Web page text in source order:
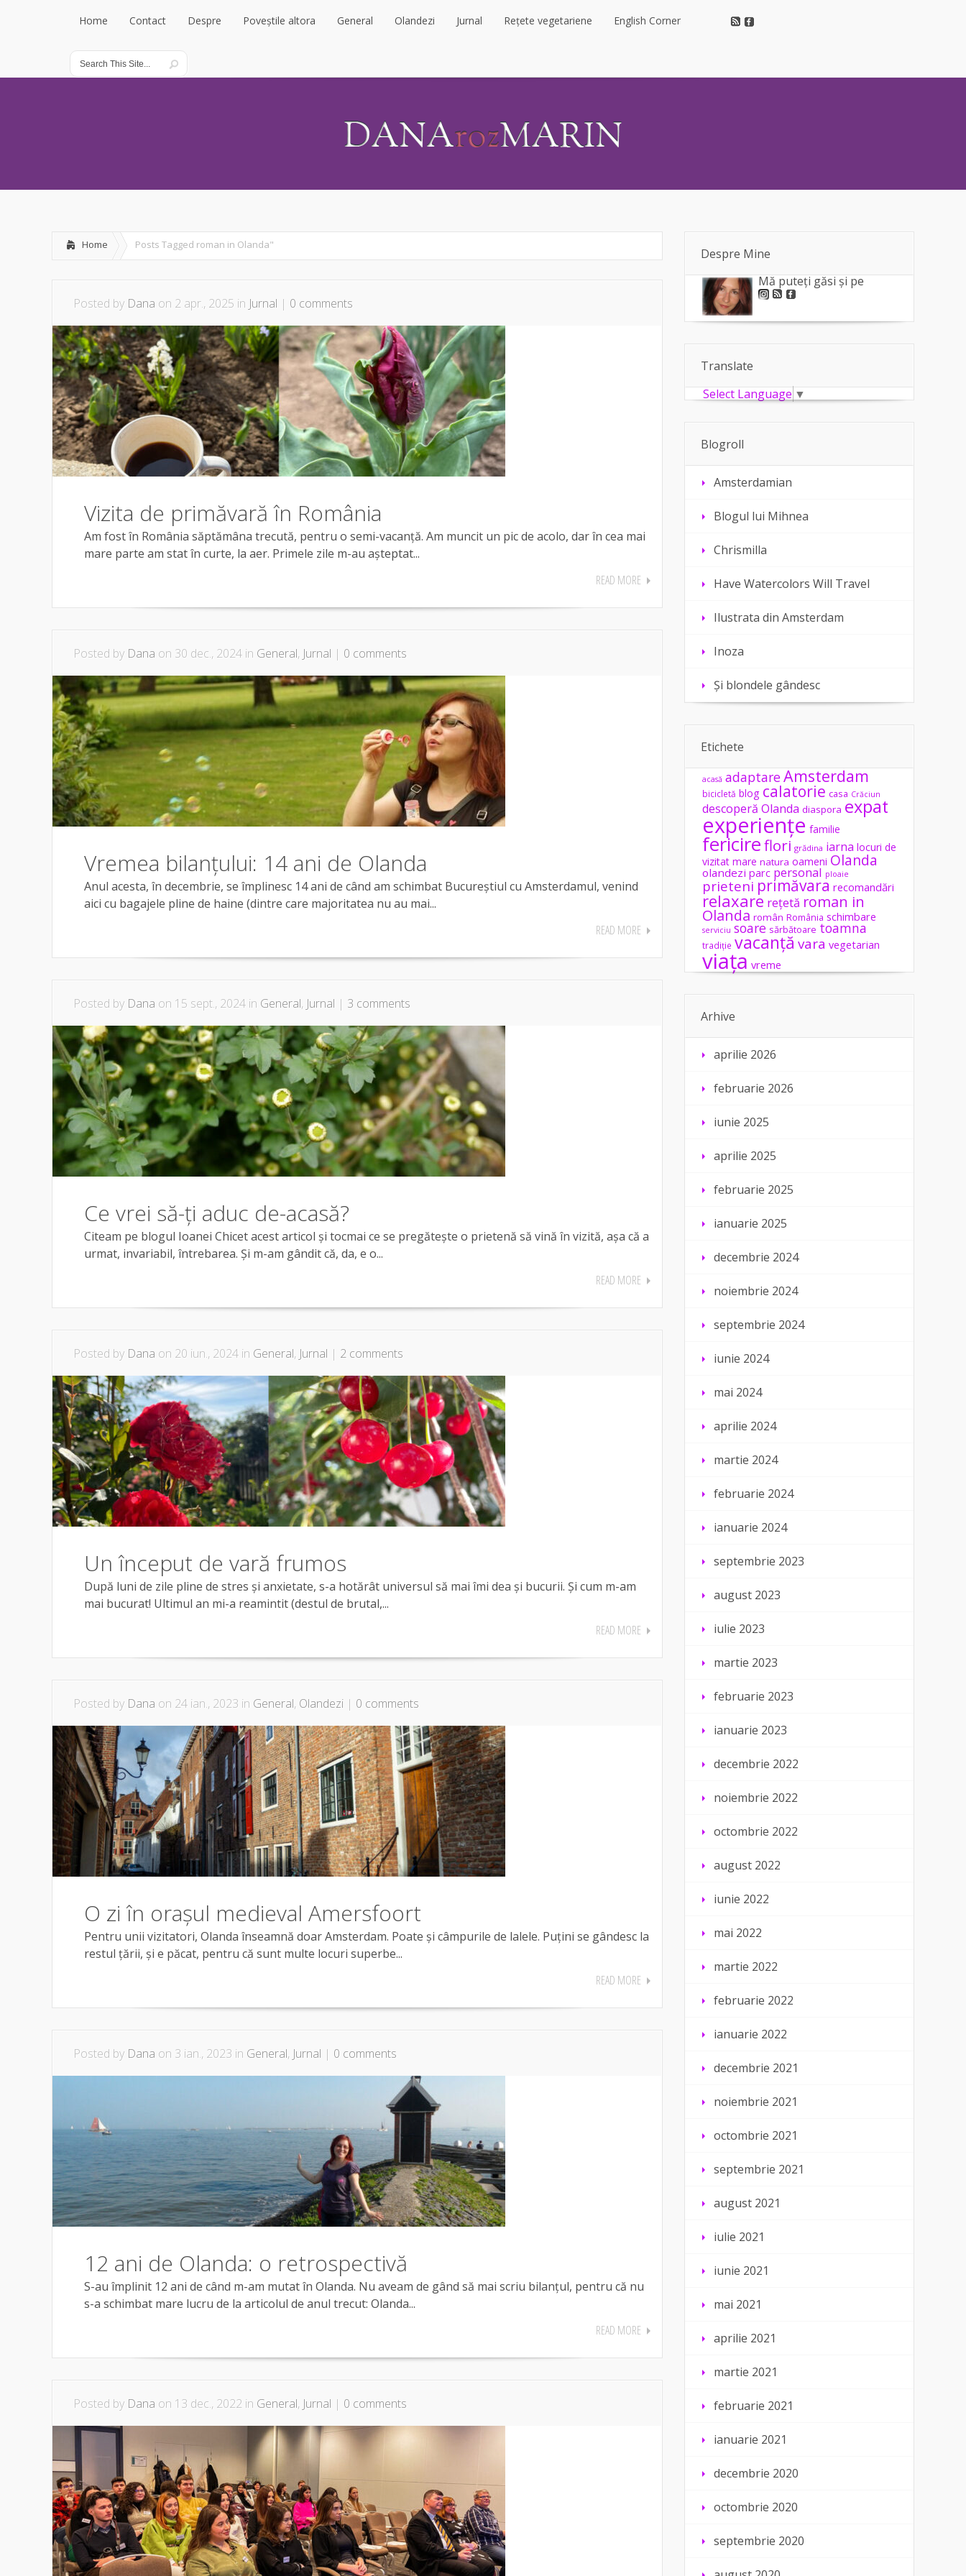
Home
Home
Contact
Contact
Despre Poveștile altora General Olandezi Jurnal Rețete vegetariene English Corner
Home Posts Tagged roman in Olanda"
Posted by Dana on 2 apr., 2025 in Jurnal | 0 comments
Vizita de primăvară în România
Am fost în România săptămâna trecută, pentru o semi-vacanță. Am muncit un pic de acolo, dar în cea mai
mare parte am stat în curte, la aer. Primele zile m-au așteptat...
READ MORE
Posted by Dana on 30 dec., 2024 in General, Jurnal | 0 comments
Vremea bilanțului: 14 ani de Olanda
Anul acesta, în decembrie, se împlinesc 14 ani de când am schimbat Bucureștiul cu Amsterdamul, venind
aici cu bagajele pline de haine (dintre care majoritatea nu au mai...
READ MORE
Posted by Dana on 15 sept., 2024 in General, Jurnal | 3 comments
Ce vrei să-ți aduc de-acasă?
Citeam pe blogul Ioanei Chicet acest articol și tocmai ce se pregătește o prietenă să vină în vizită, așa că a
urmat, invariabil, întrebarea. Și m-am gândit că, da, e o...
READ MORE
Posted by Dana on 20 iun., 2024 in General, Jurnal | 2 comments
Un început de vară frumos
După luni de zile pline de stres și anxietate, s-a hotărât universul să mai îmi dea și bucurii. Și cum m-am
mai bucurat! Ultimul an mi-a reamintit (destul de brutal,...
READ MORE
Posted by Dana on 24 ian., 2023 in General, Olandezi | 0 comments
O zi în orașul medieval Amersfoort
Pentru unii vizitatori, Olanda înseamnă doar Amsterdam. Poate și câmpurile de lalele. Puțini se gândesc la
restul țării, și e păcat, pentru că sunt multe locuri superbe...
READ MORE
Posted by Dana on 3 ian., 2023 in General, Jurnal | 0 comments
12 ani de Olanda: o retrospectivă
S-au împlinit 12 ani de când m-am mutat în Olanda. Nu aveam de gând să mai scriu bilanțul, pentru că nu
s-a schimbat mare lucru de la articolul de anul trecut: Olanda...
READ MORE
Posted by Dana on 13 dec., 2022 in General, Jurnal | 0 comments
Despre Mine
Mă puteți găsi și pe
Translate
Select Language ▼
Blogroll
Amsterdamian
Blogul lui Mihnea
Chrismilla
Have Watercolors Will Travel
Ilustrata din Amsterdam
Inoza
Și blondele gândesc
Etichete
acasă adaptareAmsterdam
bicicletă blog calatorie casa Crăciun
descoperă Olanda diaspora expat
experiențe familie
fericireflori grădina iarna locuri de
vizitat mare natura oameni Olanda
olandezi parc personal ploaie
prieteni primăvara recomandări
relaxare rețetă roman in
Olanda român România schimbare
serviciu soare sărbătoare toamna
tradiție vacanță vara vegetarian
viața vreme
Arhive
aprilie 2026
februarie 2026
iunie 2025
aprilie 2025
februarie 2025
ianuarie 2025
decembrie 2024
noiembrie 2024
septembrie 2024
iunie 2024
mai 2024
aprilie 2024
martie 2024
februarie 2024
ianuarie 2024
septembrie 2023
august 2023
iulie 2023
martie 2023
februarie 2023
ianuarie 2023
decembrie 2022
noiembrie 2022
octombrie 2022
august 2022
iunie 2022
mai 2022
martie 2022
februarie 2022
ianuarie 2022
decembrie 2021
noiembrie 2021
octombrie 2021
septembrie 2021
august 2021
iulie 2021
iunie 2021
mai 2021
aprilie 2021
martie 2021
februarie 2021
ianuarie 2021
decembrie 2020
octombrie 2020
septembrie 2020